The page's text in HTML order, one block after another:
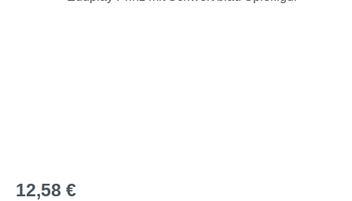
Regulärer Preis:
12,58 €